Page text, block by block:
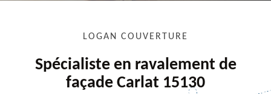
LOGAN COUVERTURE
Spécialiste en ravalement de
façade Carlat 15130